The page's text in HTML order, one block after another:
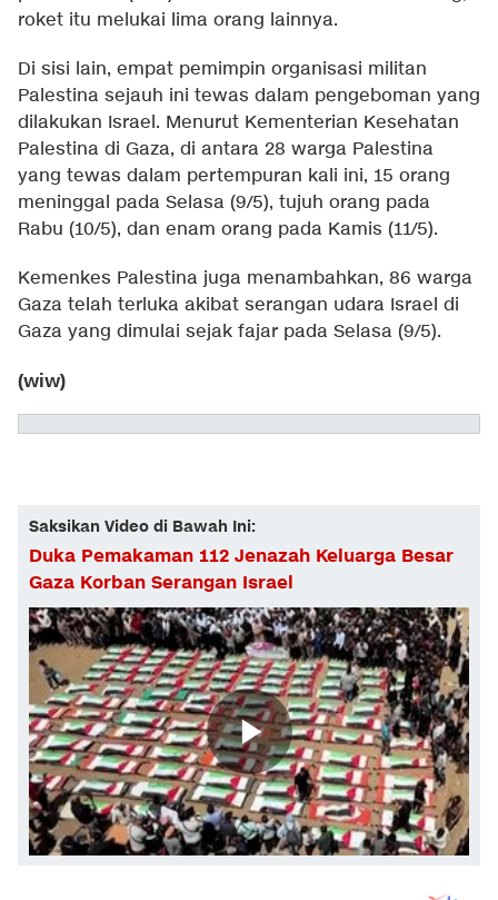
roket itu melukai lima orang lainnya.
Di sisi lain, empat pemimpin organisasi militan
Palestina sejauh ini tewas dalam pengeboman yang
dilakukan Israel. Menurut Kementerian Kesehatan
Palestina di Gaza, di antara 28 warga Palestina
yang tewas dalam pertempuran kali ini, 15 orang
meninggal pada Selasa (9/5), tujuh orang pada
Rabu (10/5), dan enam orang pada Kamis (11/5).
Kemenkes Palestina juga menambahkan, 86 warga
Gaza telah terluka akibat serangan udara Israel di
Gaza yang dimulai sejak fajar pada Selasa (9/5).
(wiw)
Saksikan Video di Bawah Ini:
Duka Pemakaman 112 Jenazah Keluarga Besar
Gaza Korban Serangan Israel